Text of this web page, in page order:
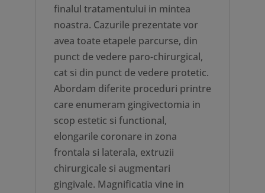
finalul tratamentului in mintea
noastra. Cazurile prezentate vor
avea toate etapele parcurse, din
punct de vedere paro-chirurgical,
cat si din punct de vedere protetic.
Abordam diferite proceduri printre
care enumeram gingivectomia in
scop estetic si functional,
elongarile coronare in zona
frontala si laterala, extruzii
chirurgicale si augmentari
gingivale. Magnificatia vine in